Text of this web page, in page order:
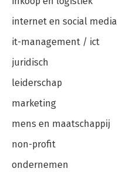
internet en social media
it-management / ict
juridisch
leiderschap
marketing
mens en maatschappij
non-profit
ondernemen